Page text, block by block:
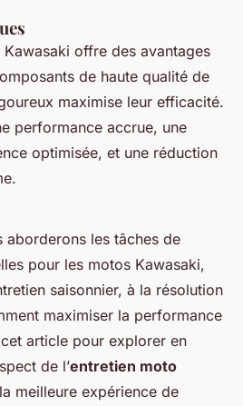
Kawasaki offre des avantages
de haute qualité de
maximise leur efficacité.
performance accrue, une
optimisée, et une réduction
aborderons les tâches de
pour les motos Kawasaki,
saisonnier, à la résolution
maximiser la performance
article pour explorer en
de l’entretien moto
meilleure expérience de